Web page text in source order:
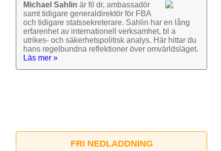
Michael Sahlin är fil dr, ambassadör
samt tidigare general­direktör för FBA
och tidigare stats­sekre­terare. Sahlin har en lång
erfarenhet av inter­nationell verk­samhet, bl a
utrikes- och säkerhets­politisk analys. Här hittar du
hans regel­bundna reflek­tioner över omvärlds­läget.
Läs mer »
FRI NEDLADDNING